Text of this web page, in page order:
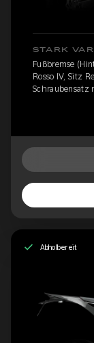
STARK
Fußbremse
Rosso IV, Sitz
Schraubensatz
Abholbereit